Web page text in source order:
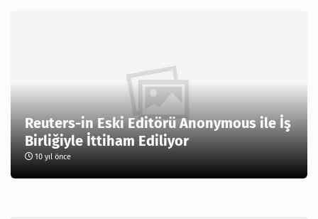
Reuters-in Eski Editörü Anonymous ile İş
Birliğiyle İttiham Ediliyor
10 yıl önce